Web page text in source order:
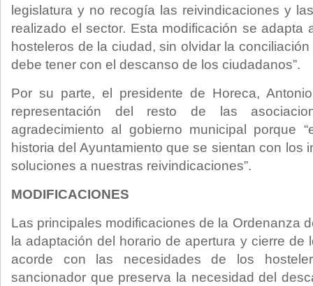
legislatura y no recogía las reivindicaciones y
realizado el sector. Esta modificación se adapta
hosteleros de la ciudad, sin olvidar la
debe tener con el descanso de los ciudadanos”.
Por su parte, el presidente de Horeca,
representación del resto de las
agradecimiento al gobierno municipal porque
historia del Ayuntamiento que se sientan con los
soluciones a nuestras reivindicaciones”.
MODIFICACIONES
Las principales modificaciones de la Ordenanza
la adaptación del horario de apertura y cierre de
acorde con las necesidades de los
sancionador que preserva la necesidad del